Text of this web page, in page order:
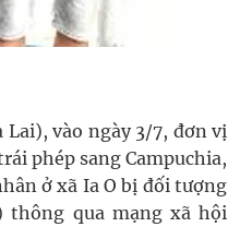
vào ngày 3/7, đơn vị
phép sang Campuchia,
ở xã Ia O bị đối tượng
thông qua mạng xã hội